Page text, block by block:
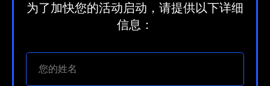
为了加快您的活动启动，请提供以下详细
信息：